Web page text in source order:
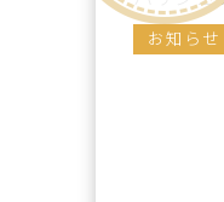
お知らせ